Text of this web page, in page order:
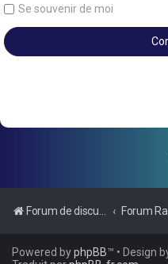
Se souvenir de moi
Forum de discussions sur le Regroupement de Crédits et le Rachat de Crédits
Powered byphpBB™ • Design